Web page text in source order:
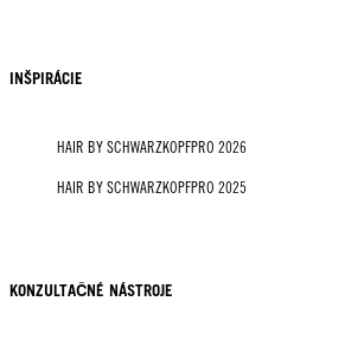
INŠPIRÁCIE
HAIR BY SCHWARZKOPFPRO 2026
HAIR BY SCHWARZKOPFPRO 2025
KONZULTAČNÉ NÁSTROJE